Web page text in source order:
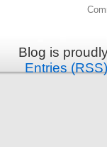
Blog is
Entries (RSS)